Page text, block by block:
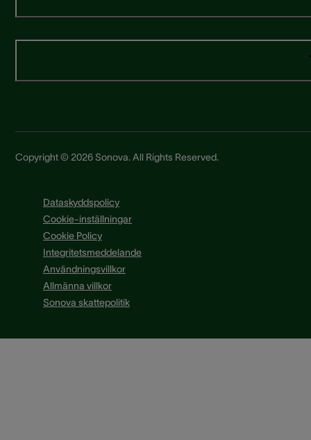
Copyright © 2026 Sonova. All Rights Reserved.
Dataskyddspolicy
Cookie-inställningar
Cookie Policy
Integritetsmeddelande
Användningsvillkor
Allmänna villkor
Sonova skattepolitik